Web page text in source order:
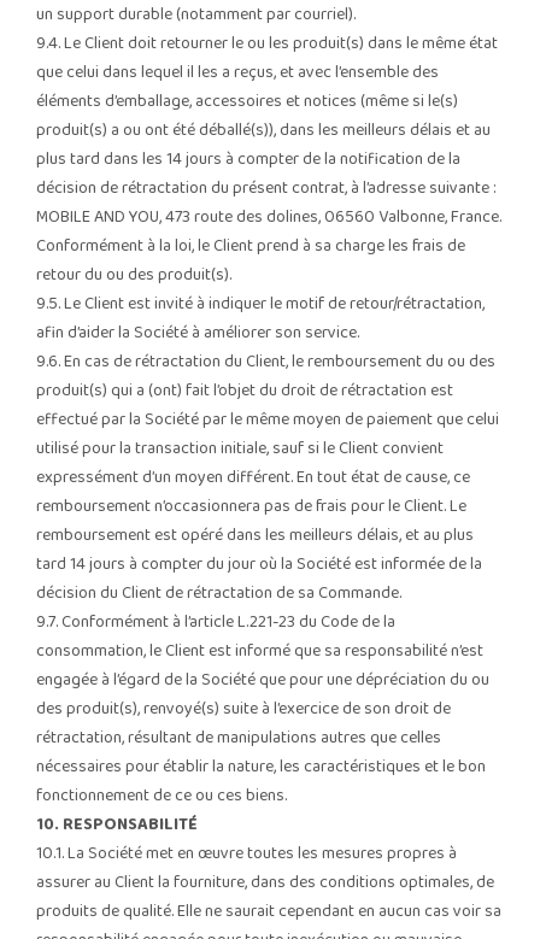
un support durable (notamment par courriel).
9.4. Le Client doit retourner le ou les produit(s) dans le même état
que celui dans lequel il les a reçus, et avec l’ensemble des
éléments d’emballage, accessoires et notices (même si le(s)
produit(s) a ou ont été déballé(s)), dans les meilleurs délais et au
plus tard dans les 14 jours à compter de la notification de la
décision de rétractation du présent contrat, à l’adresse suivante :
MOBILE AND YOU, 473 route des dolines, 06560 Valbonne, France.
Conformément à la loi, le Client prend à sa charge les frais de
retour du ou des produit(s).
9.5. Le Client est invité à indiquer le motif de retour/rétractation,
afin d’aider la Société à améliorer son service.
9.6. En cas de rétractation du Client, le remboursement du ou des
produit(s) qui a (ont) fait l’objet du droit de rétractation est
effectué par la Société par le même moyen de paiement que celui
utilisé pour la transaction initiale, sauf si le Client convient
expressément d’un moyen différent. En tout état de cause, ce
remboursement n’occasionnera pas de frais pour le Client. Le
remboursement est opéré dans les meilleurs délais, et au plus
tard 14 jours à compter du jour où la Société est informée de la
décision du Client de rétractation de sa Commande.
9.7. Conformément à l’article L.221-23 du Code de la
consommation, le Client est informé que sa responsabilité n’est
engagée à l’égard de la Société que pour une dépréciation du ou
des produit(s), renvoyé(s) suite à l’exercice de son droit de
rétractation, résultant de manipulations autres que celles
nécessaires pour établir la nature, les caractéristiques et le bon
fonctionnement de ce ou ces biens.
10. RESPONSABILITÉ
10.1. La Société met en œuvre toutes les mesures propres à
assurer au Client la fourniture, dans des conditions optimales, de
produits de qualité. Elle ne saurait cependant en aucun cas voir sa